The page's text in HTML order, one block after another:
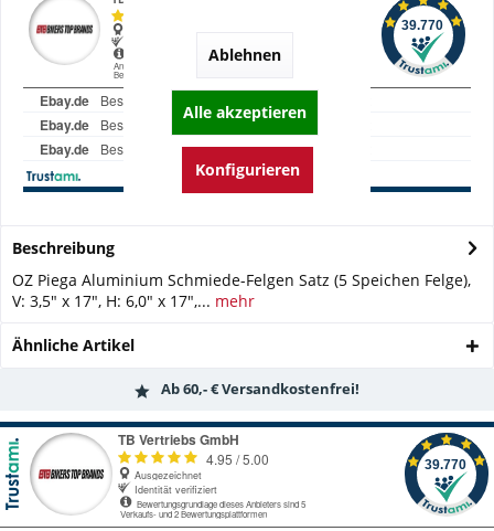
Beschreibung
OZ Piega Aluminium Schmiede-Felgen Satz (5 Speichen Felge),
V: 3,5" x 17", H: 6,0" x 17",... mehr
Ähnliche Artikel
Ab 60,- € Versandkostenfrei!
Ablehnen
Alle akzeptieren
Konfigurieren